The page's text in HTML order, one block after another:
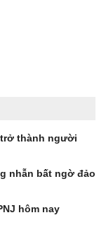
thành người
nhẫn bất ngờ đảo
hôm nay